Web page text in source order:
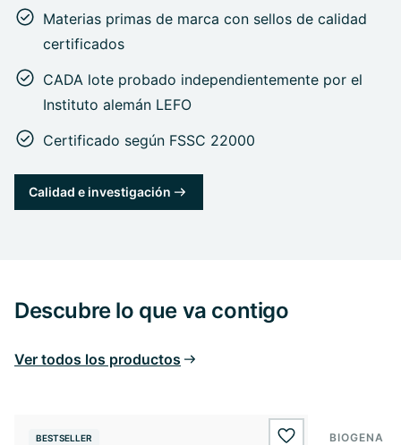
Materias primas de marca con sellos de calidad
certificados
CADA lote probado independientemente por el
Instituto alemán LEFO
Certificado según FSSC 22000
Calidad e investigación
Descubre lo que va contigo
Ver todos los productos
BESTSELLER BIOGENA